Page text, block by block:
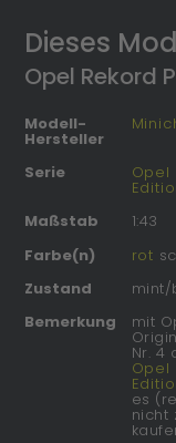
Dieses
Opel Rekord
Modell-
Hersteller
Serie Opel
Maßstab
1:43
Farbe(n)
rot
Zustand
mint/
Bemerkung
mit
Nr. 4
Opel
es
nicht